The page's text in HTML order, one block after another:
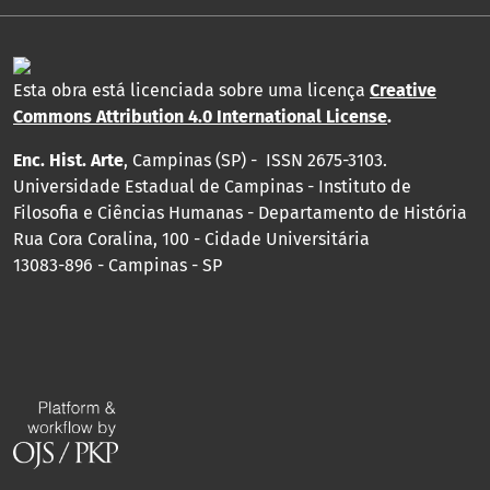
Esta obra está licenciada sobre uma licença Creative
Commons Attribution 4.0 International License.
Enc. Hist. Arte, Campinas (SP) - ISSN 2675-3103.
Universidade Estadual de Campinas - Instituto de
Filosofia e Ciências Humanas - Departamento de História
Rua Cora Coralina, 100 - Cidade Universitária
13083-896 - Campinas - SP